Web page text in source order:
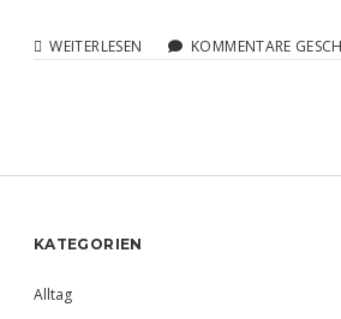
WEITERLESEN LESBISCHEKOMMENTARE
Sidebar
KATEGORIEN
Alltag